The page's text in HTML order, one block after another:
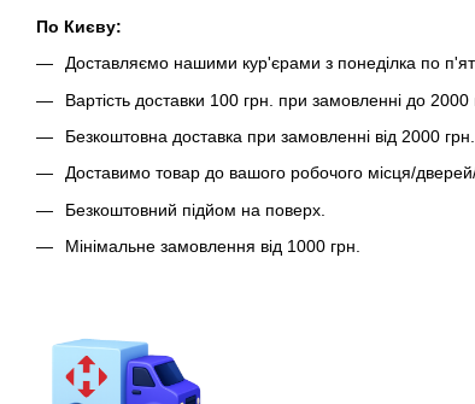
По Києву:
Доставляємо нашими кур'єрами з понеділка по
Вартість доставки 100 грн. при замовленні до 2000
Безкоштовна доставка при замовленні від 2000 грн.
Доставимо товар до вашого робочого місця/
Безкоштовний підйом на поверх.
Мінімальне замовлення від 1000 грн.